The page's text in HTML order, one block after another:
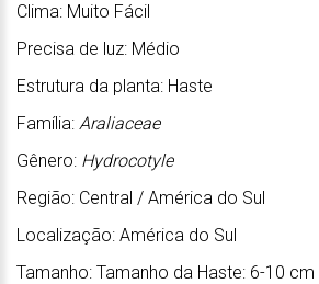
Clima: Muito Fácil
Precisa de luz: Médio
Estrutura da planta: Haste
Família: Araliaceae
Gênero: Hydrocotyle
Região: Central / América do Sul
Localização: América do Sul
Tamanho: Tamanho da Haste: 6-10 cm